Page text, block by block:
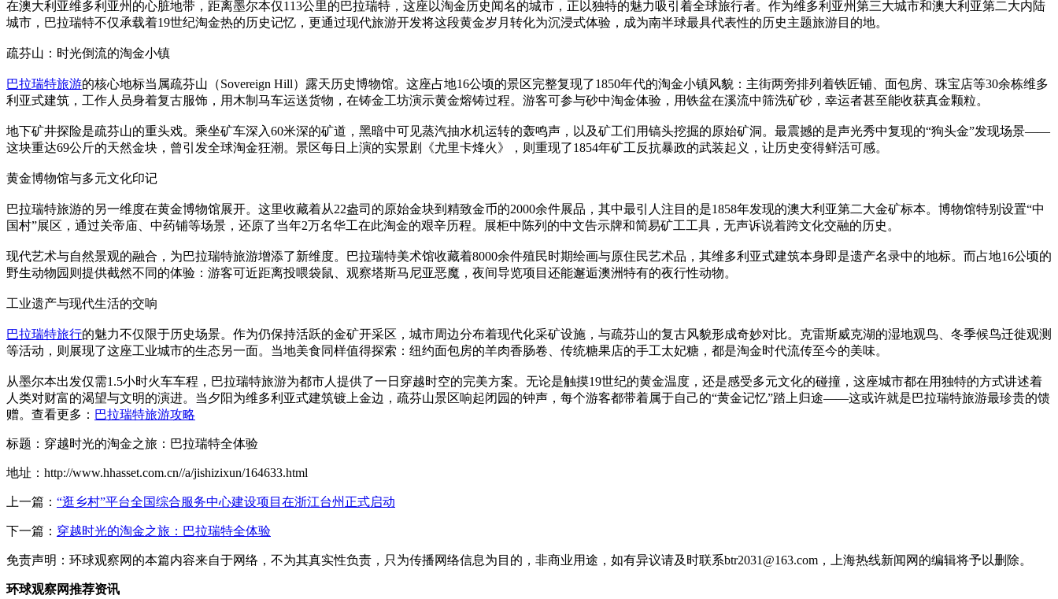
在澳大利亚维多利亚州的心脏地带，距离墨尔本仅113公里的巴拉瑞特，这座以淘金历史闻名的城市，正以独特的魅力吸引着全球旅行者。作为维多利亚州第三大城市和澳大利亚第二大内陆
城市，巴拉瑞特不仅承载着19世纪淘金热的历史记忆，更通过现代旅游开发将这段黄金岁月转化为沉浸式体验，成为南半球最具代表性的历史主题旅游目的地。
疏芬山：时光倒流的淘金小镇
巴拉瑞特旅游的核心地标当属疏芬山（Sovereign Hill）露天历史博物馆。这座占地16公顷的景区完整复现了1850年代的淘金小镇风貌：主街两旁排列着铁匠铺、面包房、珠宝店等30余栋维多
利亚式建筑，工作人员身着复古服饰，用木制马车运送货物，在铸金工坊演示黄金熔铸过程。游客可参与砂中淘金体验，用铁盆在溪流中筛洗矿砂，幸运者甚至能收获真金颗粒。
地下矿井探险是疏芬山的重头戏。乘坐矿车深入60米深的矿道，黑暗中可见蒸汽抽水机运转的轰鸣声，以及矿工们用镐头挖掘的原始矿洞。最震撼的是声光秀中复现的“狗头金”发现场景——
这块重达69公斤的天然金块，曾引发全球淘金狂潮。景区每日上演的实景剧《尤里卡烽火》，则重现了1854年矿工反抗暴政的武装起义，让历史变得鲜活可感。
黄金博物馆与多元文化印记
巴拉瑞特旅游的另一维度在黄金博物馆展开。这里收藏着从22盎司的原始金块到精致金币的2000余件展品，其中最引人注目的是1858年发现的澳大利亚第二大金矿标本。博物馆特别设置“中
国村”展区，通过关帝庙、中药铺等场景，还原了当年2万名华工在此淘金的艰辛历程。展柜中陈列的中文告示牌和简易矿工工具，无声诉说着跨文化交融的历史。
现代艺术与自然景观的融合，为巴拉瑞特旅游增添了新维度。巴拉瑞特美术馆收藏着8000余件殖民时期绘画与原住民艺术品，其维多利亚式建筑本身即是遗产名录中的地标。而占地16公顷的
野生动物园则提供截然不同的体验：游客可近距离投喂袋鼠、观察塔斯马尼亚恶魔，夜间导览项目还能邂逅澳洲特有的夜行性动物。
工业遗产与现代生活的交响
巴拉瑞特旅行的魅力不仅限于历史场景。作为仍保持活跃的金矿开采区，城市周边分布着现代化采矿设施，与疏芬山的复古风貌形成奇妙对比。克雷斯威克湖的湿地观鸟、冬季候鸟迁徙观测
等活动，则展现了这座工业城市的生态另一面。当地美食同样值得探索：纽约面包房的羊肉香肠卷、传统糖果店的手工太妃糖，都是淘金时代流传至今的美味。
从墨尔本出发仅需1.5小时火车车程，巴拉瑞特旅游为都市人提供了一日穿越时空的完美方案。无论是触摸19世纪的黄金温度，还是感受多元文化的碰撞，这座城市都在用独特的方式讲述着
人类对财富的渴望与文明的演进。当夕阳为维多利亚式建筑镀上金边，疏芬山景区响起闭园的钟声，每个游客都带着属于自己的“黄金记忆”踏上归途——这或许就是巴拉瑞特旅游最珍贵的馈
赠。查看更多： 巴拉瑞特旅游攻略
标题：穿越时光的淘金之旅：巴拉瑞特全体验
地址：http://www.hhasset.com.cn//a/jishizixun/164633.html
上一篇： “逛乡村”平台全国综合服务中心建设项目在浙江台州正式启动
下一篇： 穿越时光的淘金之旅：巴拉瑞特全体验
免责声明：环球观察网的本篇内容来自于网络，不为其真实性负责，只为传播网络信息为目的，非商业用途，如有异议请及时联系btr2031@163.com，上海热线新闻网的编辑将予以删除。
环球观察网推荐资讯